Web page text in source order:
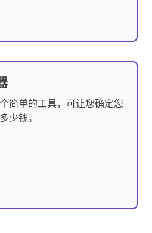
简单的工具，可让您确定您
少钱。